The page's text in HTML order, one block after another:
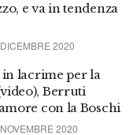
e va in tendenza
2020
lacrime per la
Berruti
con la Boschi
2020